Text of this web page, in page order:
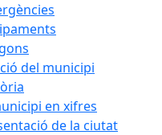
del municipi
en xifres
de la ciutat